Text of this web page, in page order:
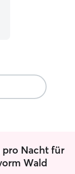
Nacht für
Wald